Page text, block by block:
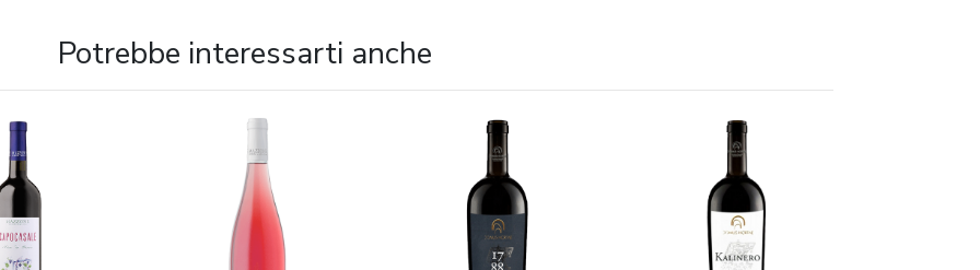
Potrebbe interessarti anche